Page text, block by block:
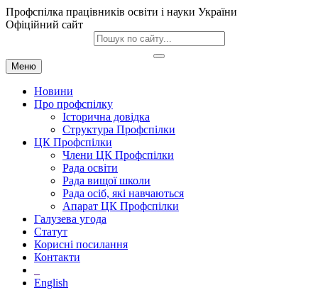
Профспілка працівників освіти і науки України
Офіційний сайт
Меню
Новини
Про профспілку
Історична довідка
Структура Профспілки
ЦК Профспілки
Члени ЦК Профспілки
Рада освіти
Рада вищої школи
Рада осіб, які навчаються
Апарат ЦК Профспілки
Галузева угода
Статут
Корисні посилання
Контакти
English